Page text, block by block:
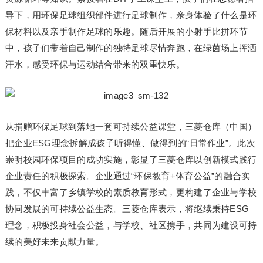
导下，用环保足球组织部件进行足球制作，亲身体验了什么是环
保材料以及亲手制作足球的乐趣。随后开展的小射手比拼环节
中，孩子们带着自己制作的独特足球尽情奔跑，在绿茵场上挥洒
汗水，感受环保与运动结合带来的双重快乐。
从捐赠环保足球到落地一套可持续公益课堂，三菱仓库（中国）
把企业ESG理念拆解成孩子听得懂、做得到的“日常作业”。此次
崇明校园环保项目的成功实施，彰显了三菱仓库以创新模式践行
企业责任的积极探索。企业通过“环保教育+体育公益”的融合实
践，不仅丰富了乡镇学校的素质教育形式，更构建了企业与学校
协同发展的可持续公益生态。三菱仓库表示，将继续秉持ESG
理念，积极投身社会公益，与学校、社区携手，共同为建设可持
续的美好未来贡献力量。